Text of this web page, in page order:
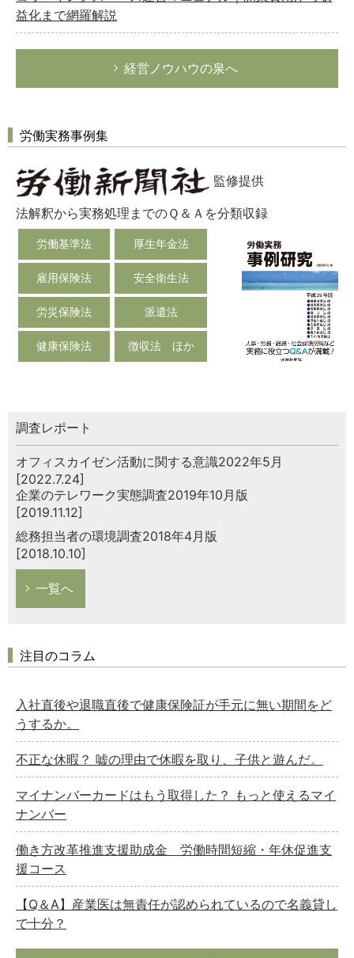
益化まで網羅解説
経営ノウハウの泉へ
労働実務事例集
監修提供
法解釈から実務処理までのＱ＆Ａを分類収録
労働基準法 厚生年金法
雇用保険法 安全衛生法
労災保険法 派遣法
健康保険法 徴収法 ほか
調査レポート
オフィスカイゼン活動に関する意識2022年5月
[2022.7.24]
企業のテレワーク実態調査2019年10月版
[2019.11.12]
総務担当者の環境調査2018年4月版
[2018.10.10]
一覧へ
注目のコラム
入社直後や退職直後で健康保険証が手元に無い期間をど
うするか。
不正な休暇？ 嘘の理由で休暇を取り、子供と遊んだ。
マイナンバーカードはもう取得した？ もっと使えるマイ
ナンバー
働き方改革推進支援助成金 労働時間短縮・年休促進支
援コース
【Q＆A】産業医は無責任が認められているので名義貸し
で十分？